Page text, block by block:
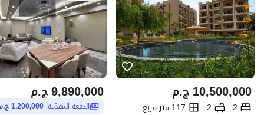
ج.م10,500,000
2
2
117 متر مربع
ج.م9,890,000
الدفعة المقدّمة: 1,200,000 ج.م